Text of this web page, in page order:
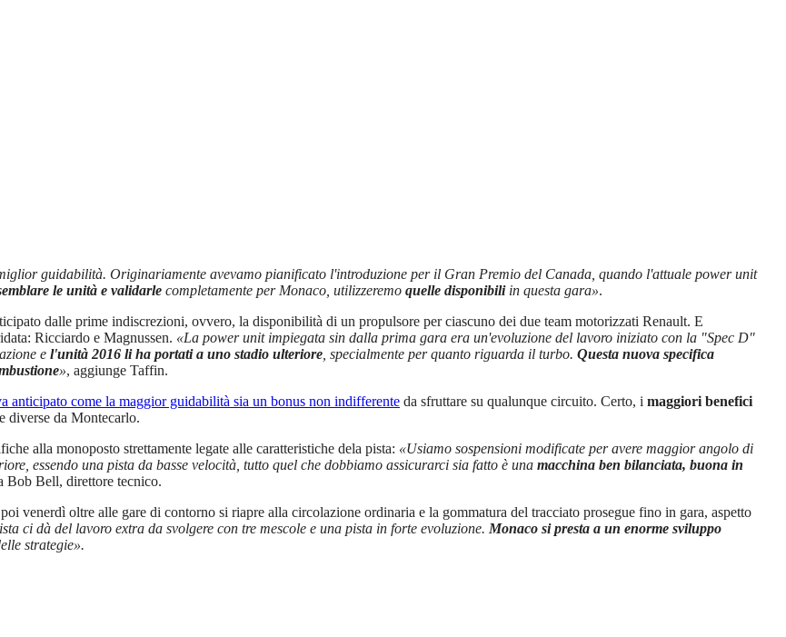
guidabilità. Originariamente avevamo pianificato l'introduzione per il Gran Premio del Canada, quando l'attuale power unit
le unità e validarle completamente per Monaco, utilizzeremo quelle disponibiliin questa gara».
dalle prime indiscrezioni, ovvero, la disponibilità di un propulsore per ciascuno dei due team motorizzati Renault. E
Ricciardo e Magnussen. «La power unit impiegata sin dalla prima gara era un'evoluzione del lavoro iniziato con la "Spec D"
e l'unità 2016 li ha portati a uno stadio ulteriore , specialmente per quanto riguarda il turbo. Questa nuova specifica
», aggiunge Taffin.
anticipato come la maggior guidabilità sia un bonus non indifferente da sfruttare su qualunque circuito. Certo, i maggiori benefici
diverse da Montecarlo.
alla monoposto strettamente legate alle caratteristiche dela pista: «Usiamo sospensioni modificate per avere maggior angolo di
essendo una pista da basse velocità, tutto quel che dobbiamo assicurarci sia fatto è una macchina ben bilanciata, buona in
Bob Bell, direttore tecnico.
venerdì oltre alle gare di contorno si riapre alla circolazione ordinaria e la gommatura del tracciato prosegue fino in gara, aspetto
ci dà del lavoro extra da svolgere con tre mescole e una pista in forte evoluzione. Monaco si presta a un enorme sviluppo
strategie».